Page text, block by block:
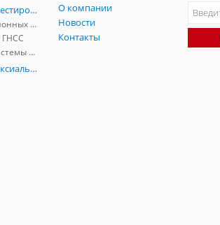
Оборудование для тестирования и симуляции ГНСС
Генераторы имитационных и заградительных помех
ГНСС
Интегрированные системы защиты от ГНСС-помех
РЧ-компоненты коаксиальные
О компании
Новости
Контакты